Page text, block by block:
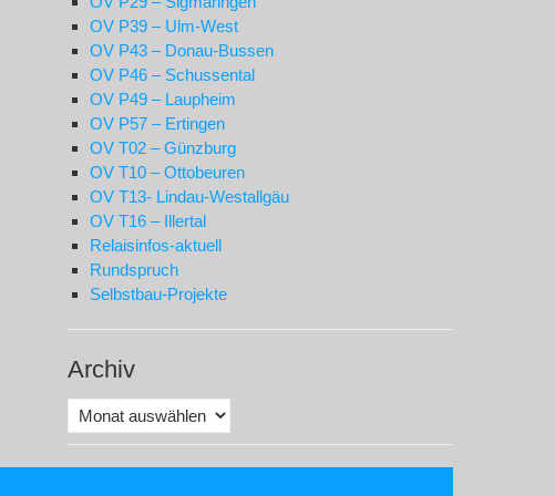
OV P39 – Ulm-West
OV P43 – Donau-Bussen
OV P46 – Schussental
OV P49 – Laupheim
OV P57 – Ertingen
OV T02 – Günzburg
OV T10 – Ottobeuren
OV T13- Lindau-Westallgäu
OV T16 – Illertal
Relaisinfos-aktuell
Rundspruch
Selbstbau-Projekte
Archiv
Archiv